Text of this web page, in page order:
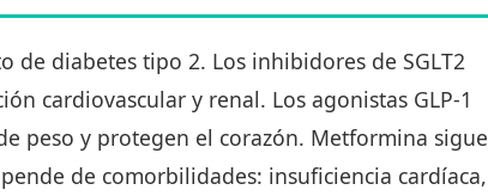
diabetes tipo 2. Los inhibidores de SGLT2
cardiovascular y renal. Los agonistas GLP-1
peso y protegen el corazón. Metformina sigue
de comorbilidades: insuficiencia cardíaca,